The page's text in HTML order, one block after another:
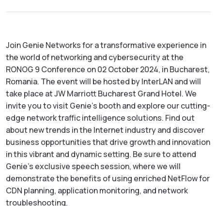
繁中
Join Genie Networks for a transformative experience in
the world of networking and cybersecurity at the
RONOG 9 Conference on 02 October 2024, in Bucharest,
Romania. The event will be hosted by InterLAN and will
take place at JW Marriott Bucharest Grand Hotel. We
invite you to visit Genie’s booth and explore our cutting-
edge network traffic intelligence solutions. Find out
about new trends in the Internet industry and discover
business opportunities that drive growth and innovation
in this vibrant and dynamic setting. Be sure to attend
Genie’s exclusive speech session, where we will
demonstrate the benefits of using enriched NetFlow for
CDN planning, application monitoring, and network
troubleshooting.